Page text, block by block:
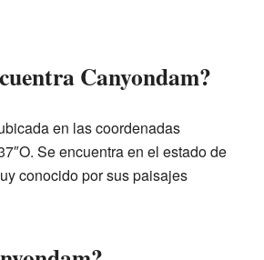
Canyondam?
en las coordenadas
Se encuentra en el estado de
conocido por sus paisajes